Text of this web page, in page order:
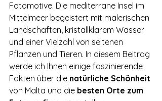
Fotomotive. Die mediterrane Insel im
Mittelmeer begeistert mit malerischen
Landschaften, kristallklarem Wasser
und einer Vielzahl von seltenen
Pflanzen und Tieren. In diesem Beitrag
werde ich Ihnen einige faszinierende
Fakten über die natürliche Schönheit
von Malta und die besten Orte zum